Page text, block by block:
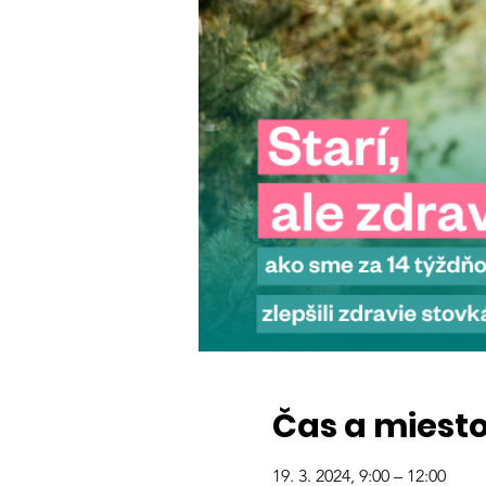
Čas a
19. 3. 2024, 9:00 – 12:00